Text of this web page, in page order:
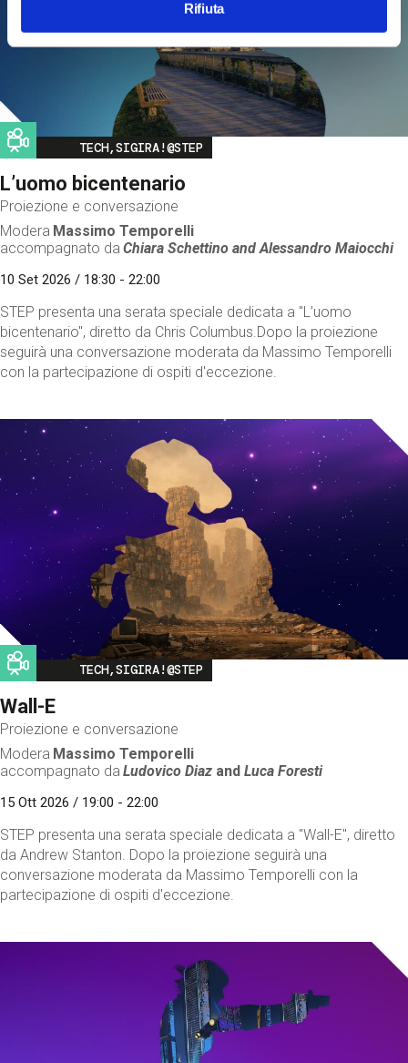
Rifiuta
Image
TECH,SIGIRA!@STEP
L’uomo bicentenario
Proiezione e conversazione
Modera Massimo Temporelli
accompagnato da Chiara Schettino andAlessandro Maiocchi
10 Set 2026 / 18:30 - 22:00
STEP presenta una serata speciale dedicata a "L’uomo
bicentenario", diretto da Chris Columbus.Dopo la proiezione
seguirà una conversazione moderata da Massimo Temporelli
con la partecipazione di ospiti d'eccezione.
Image
TECH,SIGIRA!@STEP
Wall-E
Proiezione e conversazione
Modera Massimo Temporelli
accompagnato da Ludovico Diaz andLuca Foresti
15 Ott 2026 / 19:00 - 22:00
STEP presenta una serata speciale dedicata a "Wall-E", diretto
da Andrew Stanton. Dopo la proiezione seguirà una
conversazione moderata da Massimo Temporelli con la
partecipazione di ospiti d'eccezione.